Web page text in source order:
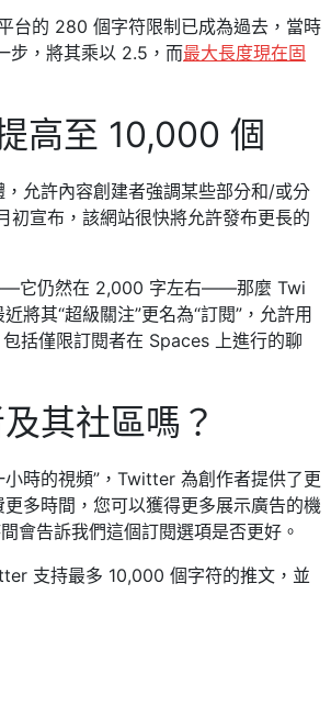
台的 280 個字符限制已成為過去，當時
步，將其乘以 2.5，而最大長度現在固
高至 10,000 個
允許內容創建者強調某些部分和/或分
宣布，該網站很快將允許發布更長的
它仍然在 2,000 字左右——那麼 Twi​​
將其“超級關注”更名為“訂閱”，允許用
括僅限訂閱者在 Spaces 上進行的聊
其社區嗎？
時的視頻”，Twitter 為創作者提供了更
多時間，您可以獲得更多展示廣告的機
會告訴我們這個訂閱選項是否更好。
支持最多 10,000 個字符的推文，並